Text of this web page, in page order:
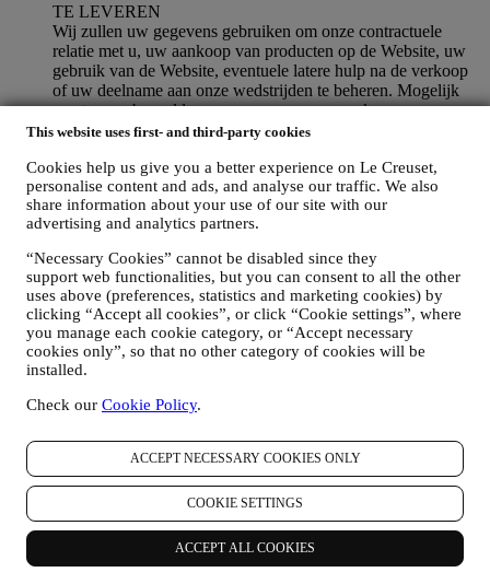
This website uses first- and third-party cookies
Cookies help us give you a better experience on Le Creuset,
personalise content and ads, and analyse our traffic. We also
share information about your use of our site with our
advertising and analytics partners.
“Necessary Cookies” cannot be disabled since they
support web functionalities, but you can consent to all the other
uses above (preferences, statistics and marketing cookies) by
clicking “Accept all cookies”, or click “Cookie settings”, where
you manage each cookie category, or “Accept necessary
cookies only”, so that no other category of cookies will be
installed.
Check our Cookie Policy.
ACCEPT NECESSARY COOKIES ONLY
COOKIE SETTINGS
ACCEPT ALL COOKIES
TE LEVEREN
Wij zullen uw gegevens gebruiken om onze contractuele
relatie met u, uw aankoop van producten op de Website, uw
gebruik van de Website, eventuele latere hulp na de verkoop
of uw deelname aan onze wedstrijden te beheren. Mogelijk
moeten we bepaalde gegevens over u verwerken voor onze
administratieve doeleinden die verband houden met onze
en controle, verificatie van betaalkaarten, fraudescreening,
veiligheid, beveiliging, systeemtests, onderhoud en statistische
analyse. Af en toe moeten we mogelijk om administratieve of
operationele redenen contact met u opnemen. Bijvoorbeeld
uw persoonsgegevens ook gebruiken om uw verzoeken te
beantwoorden die via onze Websiteformulieren of andere
kanalen worden verzonden. Deze verwerkingsactiviteit is
vereist om ons in staat te stellen onze diensten aan u te
leveren. Wij kunnen uw gegevens verwerken op basis van
ons legitiem belang (naar behoren rekening houdend met uw
geval u artikelen aan onze online winkelwagen hebt
aankoop niet binnen een bepaalde periode afrondt, worden er
geen verdere opvolgingsberichten verzonden.
OM U TE INFORMEREN OVER NIEUWS OF
AANBIEDINGEN VAN LE CREUSET-PRODUCTEN
Als u ermee hebt ingestemd dat wij dit doen (bijvoorbeeld
door u aan te melden voor onze nieuwsbrief wanneer u een
account aanmaakt op de Website), dan zullen wij u